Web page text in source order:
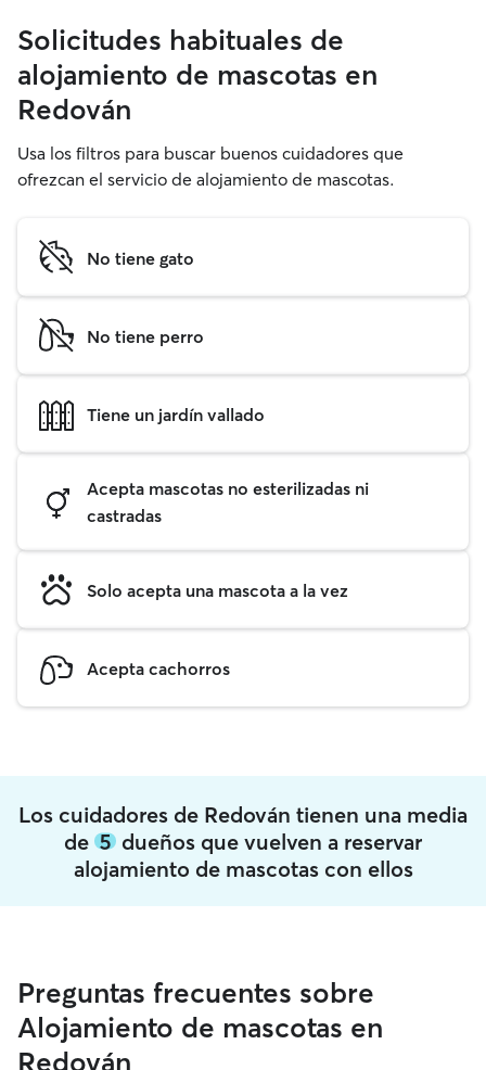
Solicitudes habituales de
alojamiento de mascotas en
Redován
Usa los filtros para buscar buenos cuidadores que
ofrezcan el servicio de alojamiento de mascotas.
No tiene gato
No tiene perro
Tiene un jardín vallado
Acepta mascotas no esterilizadas ni
castradas
Solo acepta una mascota a la vez
Acepta cachorros
Los cuidadores de Redován tienen una media
de 5 dueños que vuelven a reservar
alojamiento de mascotas con ellos
Preguntas frecuentes sobre
Alojamiento de mascotas en
Redován